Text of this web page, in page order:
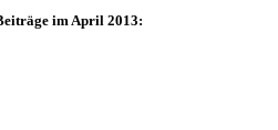
im April 2013: